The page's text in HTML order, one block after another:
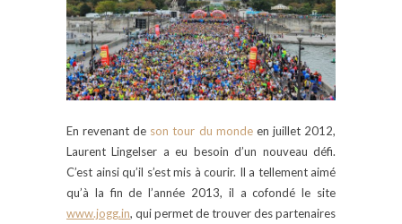
En revenant de son tour du mondeen juillet 2012,
Laurent Lingelser a eu besoin d’un nouveau défi.
C’est ainsi qu’il s’est mis à courir. Il a tellement aimé
qu’à la fin de l’année 2013, il a cofondé le site
www.jogg.in, qui permet de trouver des partenaires